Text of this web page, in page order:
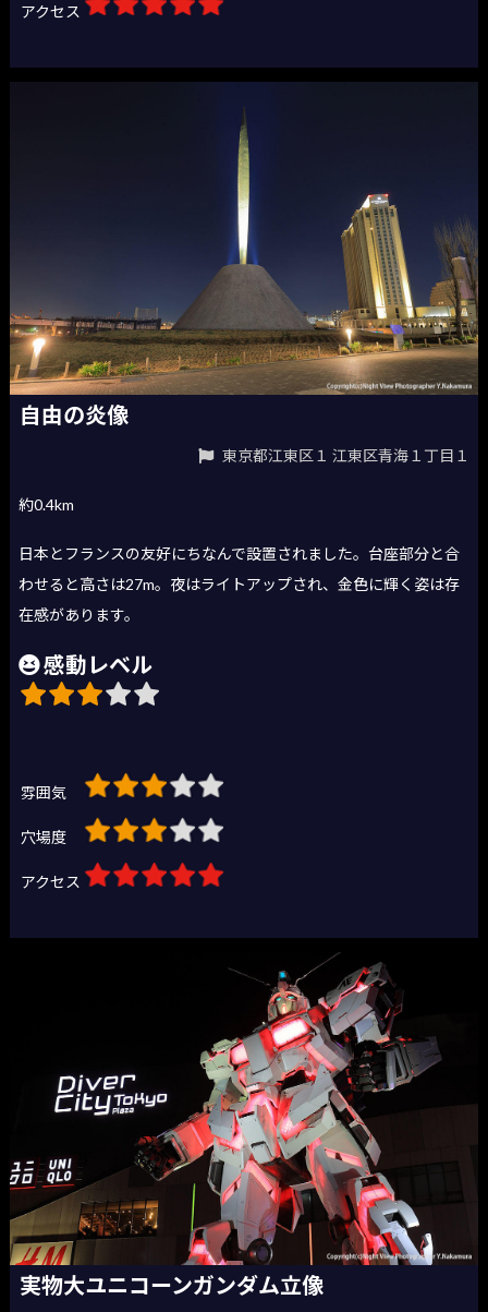
アクセス
自由の炎像
東京都江東区１ 江東区青海１丁目１
約0.4km
日本とフランスの友好にちなんで設置されました。台座部分と合
わせると高さは27m。夜はライトアップされ、金色に輝く姿は存
在感があります。
感動レベル
雰囲気
穴場度
アクセス
実物大ユニコーンガンダム立像